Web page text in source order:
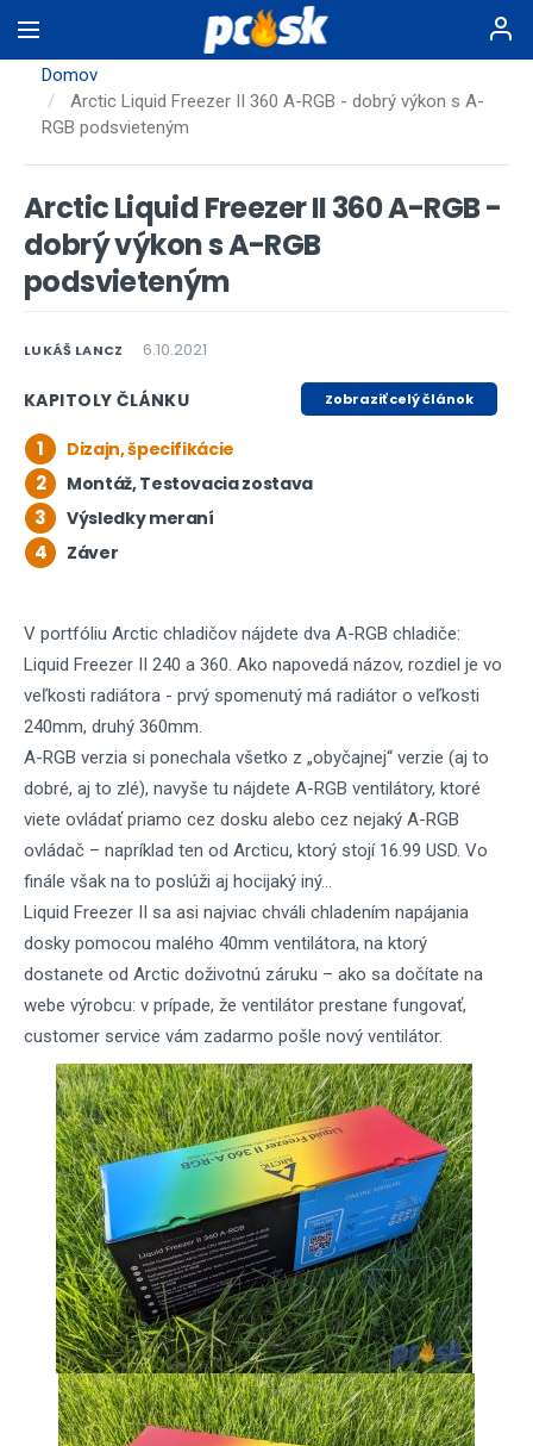
na
hlavnýDomov
Arctic Liquid Freezer II 360 A-RGB - dobrý výkon s A-
RGB podsvieteným
Arctic Liquid Freezer II 360 A-RGB -
dobrý výkon s A-RGB
podsvieteným
LUKÁŠ LANCZ 6.10.2021
KAPITOLY ČLÁNKU Zobraziť celý článok
1 Dizajn, špecifikácie
2 Montáž, Testovacia zostava
3 Výsledky meraní
4 Záver
V portfóliu Arctic chladičov nájdete dva A-RGB chladiče:
Liquid Freezer II 240 a 360. Ako napovedá názov, rozdiel je vo
veľkosti radiátora - prvý spomenutý má radiátor o veľkosti
240mm, druhý 360mm.
A-RGB verzia si ponechala všetko z „obyčajnej“ verzie (aj to
dobré, aj to zlé), navyše tu nájdete A-RGB ventilátory, ktoré
viete ovládať priamo cez dosku alebo cez nejaký A-RGB
ovládač – napríklad ten od Arcticu, ktorý stojí 16.99 USD. Vo
finále však na to poslúži aj hocijaký iný...
Liquid Freezer II sa asi najviac chváli chladením napájania
dosky pomocou malého 40mm ventilátora, na ktorý
dostanete od Arctic doživotnú záruku – ako sa dočítate na
webe výrobcu: v prípade, že ventilátor prestane fungovať,
customer service vám zadarmo pošle nový ventilátor.